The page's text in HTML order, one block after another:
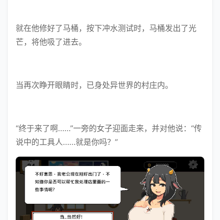
就在他修好了马桶，按下冲水测试时，马桶发出了光
芒，将他吸了进去。
当再次睁开眼睛时，已身处异世界的村庄内。
“终于来了啊……”一旁的女子迎面走来，并对他说：“传
说中的工具人……就是你吗？”